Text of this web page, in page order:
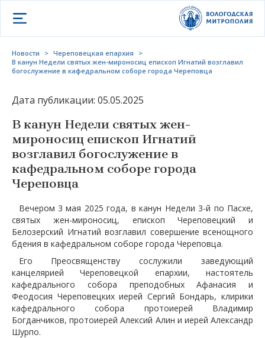
Открыть меню
Новости > Череповецкая епархия
>
В канун Недели святых жен-мироносиц епископ Игнатий возглавил
богослужение в кафедральном соборе города Череповца
Дата публикации: 05.05.2025
В канун Недели святых жен-
мироносиц епископ Игнатий
возглавил богослужение в
кафедральном соборе города
Череповца
Вечером 3 мая 2025 года, в канун Недели 3-й по Пасхе,
святых жен-мироносиц, епископ Череповецкий и
Белозерский Игнатий возглавил совершение всенощного
бдения в кафедральном соборе города Череповца.
Его Преосвященству сослужили заведующий
канцелярией Череповецкой епархии, настоятель
кафедрального собора преподобных Афанасия и
Феодосия Череповецких иерей Сергий Бондарь, клирики
кафедрального собора протоиерей Владимир
Богданчиков, протоиерей Алексий Алин и иерей Александр
Шурпо.